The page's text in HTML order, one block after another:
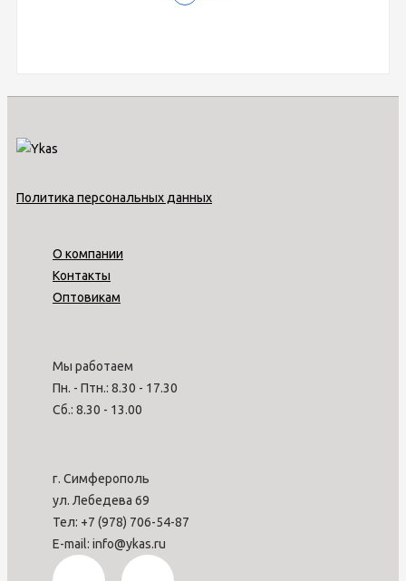
Политика персональных данных
О компании
Контакты
Оптовикам
Мы работаем
Пн. - Птн.: 8.30 - 17.30
Сб.: 8.30 - 13.00
г. Симферополь
ул. Лебедева 69
Тел: +7 (978) 706-54-87
E-mail: info@ykas.ru